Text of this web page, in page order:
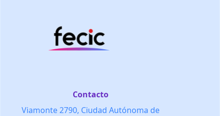
Contacto
Viamonte 2790, Ciudad Autónoma de